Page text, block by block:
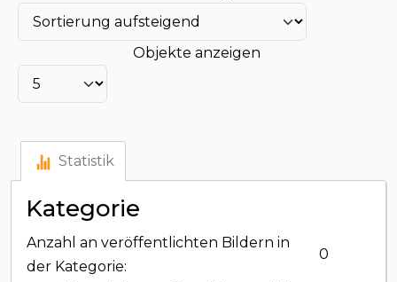
Objekte anzeigen
Statistik
Kategorie
Anzahl an veröffentlichten Bildern in
der Kategorie:
0